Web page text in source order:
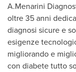
A.Menarini
oltre 35 anni
diagnosi sicure e
esigenze
migliorando e
con diabete tutto